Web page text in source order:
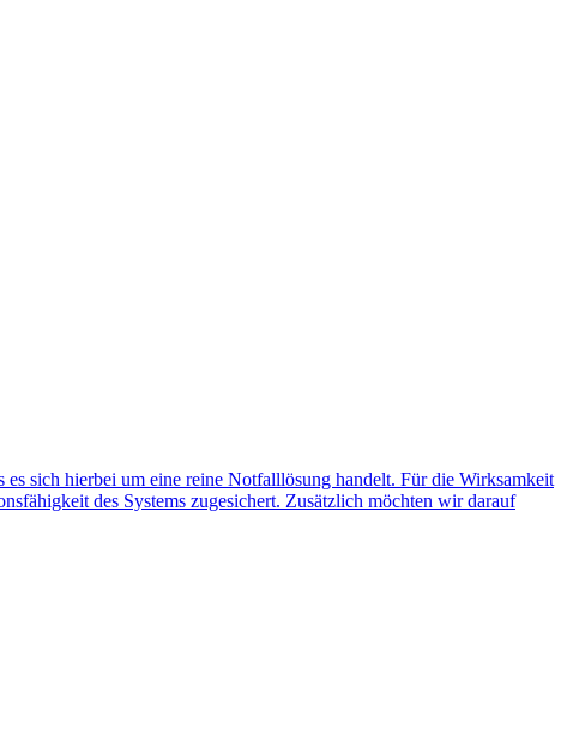
sich hierbei um eine reine Notfalllösung handelt. Für die Wirksamkeit
des Systems zugesichert. Zusätzlich möchten wir darauf